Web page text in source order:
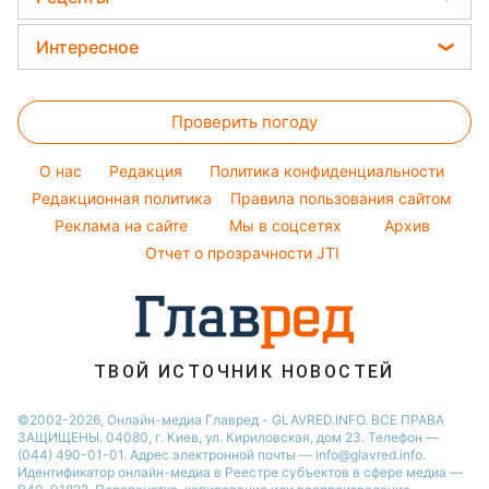
Новости Запорожья
Новости Львова
Новости Днепра
Новости Тернополя
Новости Житомира
Новости Одессы
Новости Харькова
Прогноз погоды
Магнитные бури
Ольга Сумская
Филипп Киркоров
Елена Зеленская
Кейт Миддлтон
Алла Пугачева
Максим Галкин
Виталий Козловский
Закуски
Салаты
Простые блюда
Легкие десерты
Напитки
Праздничное меню
Интересное
Тесты по картинке
Оптические иллюзии
Народные приметы
Все о шоу-бизнесе
Проверить погоду
O нас Редакция
Политика конфиденциальности
Редакционная политика
Правила пользования сайтом
Реклама на сайте
Мы в соцсетях
Архив
Отчет о прозрачности JTI
ТВОЙ ИСТОЧНИК НОВОСТЕЙ
©2002-2026, Онлайн-медиа Главред - GLAVRED.INFO. ВСЕ ПРАВА
ЗАЩИЩЕНЫ. 04080, г. Киев, ул. Кириловская, дом 23. Телефон —
(044) 490-01-01. Адрес электронной почты — info@glavred.info.
Идентификатор онлайн-медиа в Реестре cубъектов в сфере медиа —